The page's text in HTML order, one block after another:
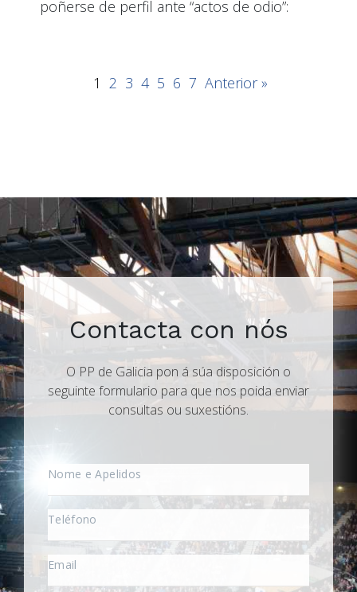
poñerse de perfil ante “actos de odio”:
1 2 3 4 5 6 7 Anterior »
Contacta con nós
O PP de Galicia pon á súa disposición o
seguinte formulario para que nos poida enviar
consultas ou suxestións.